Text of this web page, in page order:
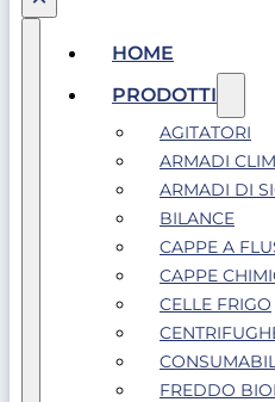
HOME
PRODOTTI
AGITATORI
ARMADI
ARMADI DI
BILANCE
CAPPE A
CAPPE
CELLE FRIGO
FREDDO